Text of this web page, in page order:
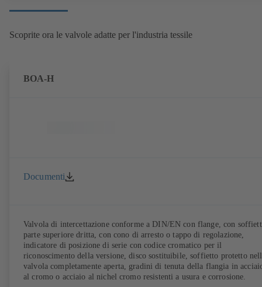
Scoprite ora le valvole adatte per l'industria tessile
BOA-H
Documenti
Valvola di intercettazione conforme a DIN/EN con flange, con
parte superiore dritta, con cono di arresto o tappo di regolazione,
indicatore di posizione di serie con codice cromatico per il
riconoscimento della versione, disco sostituibile, soffietto protetto
valvola completamente aperta, gradini di tenuta della flangia in
al cromo o acciaio al nichel cromo resistenti a usura e corrosione.